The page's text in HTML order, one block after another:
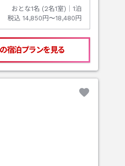
おとな1名 (2名1室)｜ 1泊
税込 14,850円〜18,480円
宿泊プランを見る